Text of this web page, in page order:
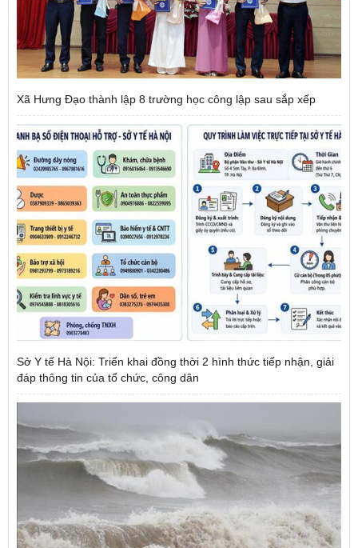
Xã Hưng Đạo thành lập 8 trường học công lập sau sắp xếp
Sở Y tế Hà Nội: Triển khai đồng thời 2 hình thức tiếp nhận, giải
đáp thông tin của tổ chức, công dân